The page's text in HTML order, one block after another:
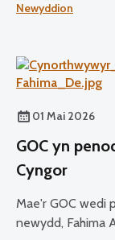
Newyddion
01 Mai 2026
GOC yn
Cyngor
Mae'r GOC wedi
newydd, Fahima